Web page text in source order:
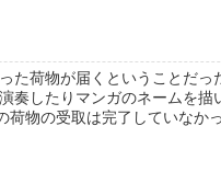
た荷物が届くということだっ
奏したりマンガのネームを描
荷物の受取は完了していなか